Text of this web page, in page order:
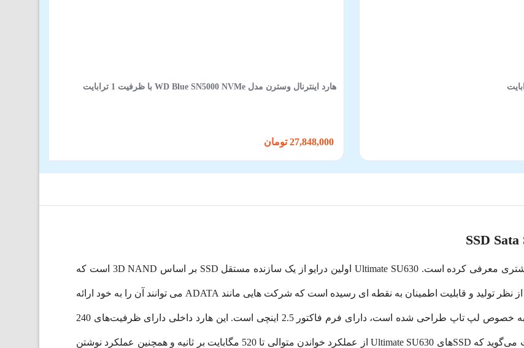
هارد اینترنال وسترن مدل WD Blue SN5000 NVMe با ظرفیت 1 ترابایت
ADATA SSD سطح جدیدی را برای رایانه‌های شخصی مشتری معرفی کرده است. Ultimate SU630 اولین درایو از یک سازنده مستقل SSD بر اساس 3D NAND است که
نشان دهنده این است که نوع جدید فلش مموری در نهایت از نظر تولید و قابلیت اطمینان به نقطه ای رسیده است که شرکت هایی مانند ADATA می توانند آن را به خود ارائه
دهند. درایو SU630 ADATA که برای رایانه‌هی شخصی و به خصوص لپ تاپ طراحی شده‌ است، دارای فرم فاکتور 2.5 اینچی است. این هارد داخلی دارای ظرفیت‌های 240
گیگابایتی، 480 گیگابایتی و 960 گیگابایتی است. این شرکت می‌گوید که SSDهای Ultimate SU630 از عملکرد خواندن متوالی تا 520 مگابایت بر ثانیه و همچنین عملکرد نوشتن